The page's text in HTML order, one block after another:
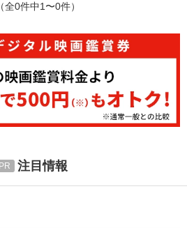
（全0件中1〜0件）
注目情報